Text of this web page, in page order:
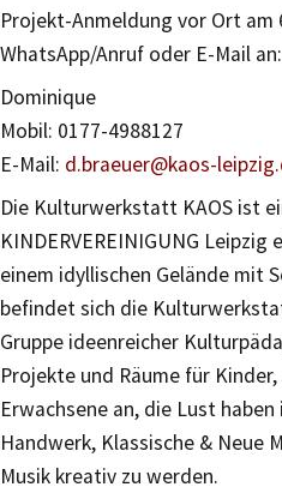
Projekt-Anmeldung vor Ort am
WhatsApp/Anruf oder E-Mail an:
Dominique
Mobil: 0177-4988127
E-Mail: d.braeuer@kaos-
Die Kulturwerkstatt KAOS ist
KINDERVEREINIGUNG Leipzig
einem idyllischen Gelände mit
befindet sich die
Gruppe ideenreicher
Projekte und Räume für
Erwachsene an, die Lust
Handwerk, Klassische & Neue
Musik kreativ zu werden.